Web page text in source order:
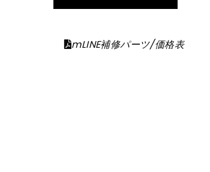
mLINE補修パーツ/価格表